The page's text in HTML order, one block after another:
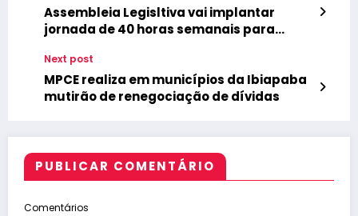
Assembleia Legisltiva vai implantar
jornada de 40 horas semanais para
Next post
MPCE realiza em municípios da Ibiapaba
mutirão de renegociação de dívidas
PUBLICAR COMENTÁRIO
Comentários